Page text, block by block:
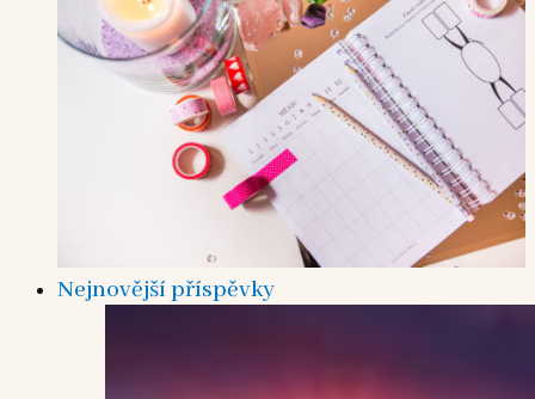
Nejnovější příspěvky